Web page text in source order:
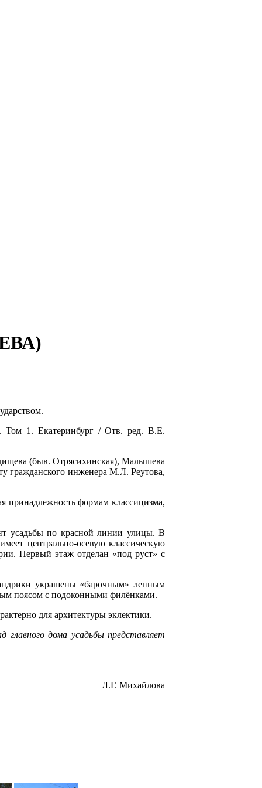
Том 1. Екатеринбург / Отв. ред. В.Е.
(быв. Отрясихинская),Малышева
гражданского инженера М.Л. Реутова,
принадлежность формам классицизма,
усадьбы по красной линии улицы. В
центрально-осевую классическую
Первый этаж отделан «под руст» с
украшены «барочным» лепным
поясом с подоконными филёнками.
для архитектуры эклектики.
дома усадьбы представляет
Л.Г. Михайлова